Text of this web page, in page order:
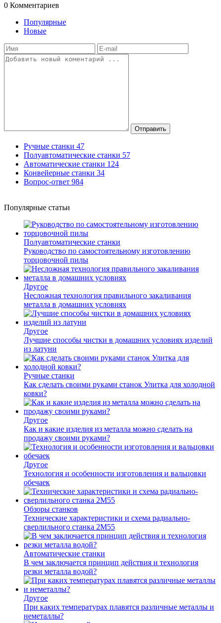
0 Комментариев
Популярные
Новые
Отправить
Ручные станки 47
Полуавтоматические станки 57
Автоматические станки 124
Конвейерные станки 34
Вопрос-ответ 984
Популярные статьи
Полуавтоматические станки
Руководство по самостоятельному изготовлению
торцовочной пилы
Другое
Несложная технология правильного закаливания
металла в домашних условиях
Другое
Лучшие способы чистки в домашних условиях изделий
из латуни
Ручные станки
Как сделать своими руками станок Улитка для холодной
ковки?
Другое
Как и какие изделия из металла можно сделать на
продажу своими руками?
Другое
Технология и особенности изготовления и вальцовки
обечаек
Обзоры станков
Технические характеристики и схема радиально-
сверлильного станка 2М55
Автоматические станки
В чем заключается принцип действия и технология
резки металла водой?
Другое
При каких температурах плавятся различные металлы и
неметаллы?